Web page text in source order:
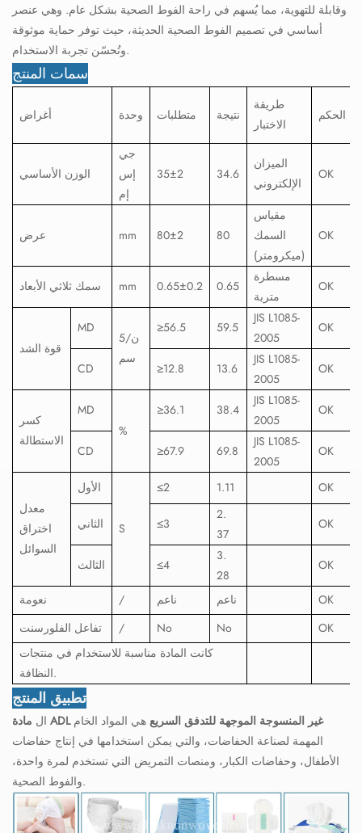
وقابلة للتهوية، مما يُسهم في راحة الفوط الصحية بشكل عام. وهي عنصر
أساسي في تصميم الفوط الصحية الحديثة، حيث توفر حماية موثوقة
وتُحسّن تجربة الاستخدام.
سمات المنتج
أغراض وحدة متطلبات نتيجة
طريقة
الاختبار
الحكم
الوزن الأساسي
جي
إس
إم
35±2 34.6
الميزان
الإلكتروني
OK
عرض mm 80±2 80
مقياس
السمك
(ميكرومتر)
OK
سمك ثلاثي الأبعاد mm 0.65±0.2 0.65
مسطرة
مترية
OK
قوة الشد
MD
ن/5
سم
≥56.5 59.5
JIS L1085-
2005
OK
CD ≥12.8 13.6
JIS L1085-
2005
OK
كسر
الاستطالة
MD
%
≥36.1 38.4
JIS L1085-
2005
OK
CD ≥67.9 69.8
JIS L1085-
2005
OK
معدل
اختراق
السوائل
الأول
S
≤2 1.11 OK
الثاني ≤3
2.
37
OK
الثالث ≤4
3.
28
OK
نعومة / ناعم ناعم
OK
تفاعل الفلورسنت
/ No No
OK
كانت المادة مناسبة للاستخدام في منتجات
النظافة.
تطبيق المنتج
ال مادة ADL غير المنسوجة الموجهة للتدفق السريع هي المواد الخام
المهمة لصناعة الحفاضات، والتي يمكن استخدامها في إنتاج حفاضات
الأطفال، وحفاضات الكبار، ومنصات التمريض التي تستخدم لمرة واحدة،
والفوط الصحية.